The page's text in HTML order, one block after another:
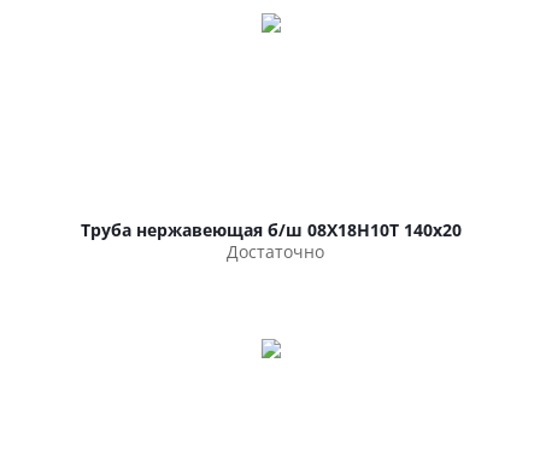
Труба нержавеющая б/ш 08Х18Н10Т 140х20
Достаточно